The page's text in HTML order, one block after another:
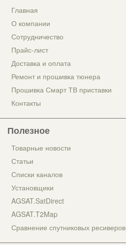
Главная
О компании
Сотрудничество
Прайс-лист
Доставка и оплата
Ремонт и прошивка тюнера
Прошивка Смарт ТВ приставки
Контакты
Полезное
Товарные новости
Статьи
Списки каналов
Установщики
AGSAT.SatDirect
AGSAT.T2Map
Сравнение спутниковых ресиверов